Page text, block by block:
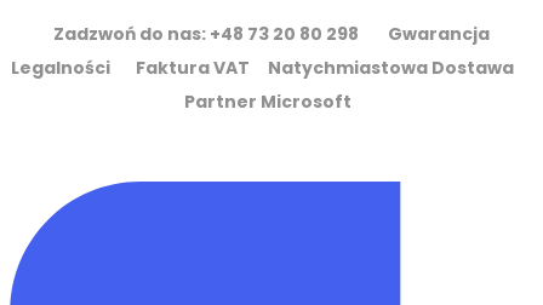
Zadzwoń do nas: +48 73 20 80 298 Gwarancja
Legalności Faktura VAT Natychmiastowa Dostawa
Partner Microsoft